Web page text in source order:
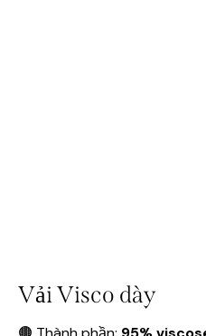
Vải Visco dày